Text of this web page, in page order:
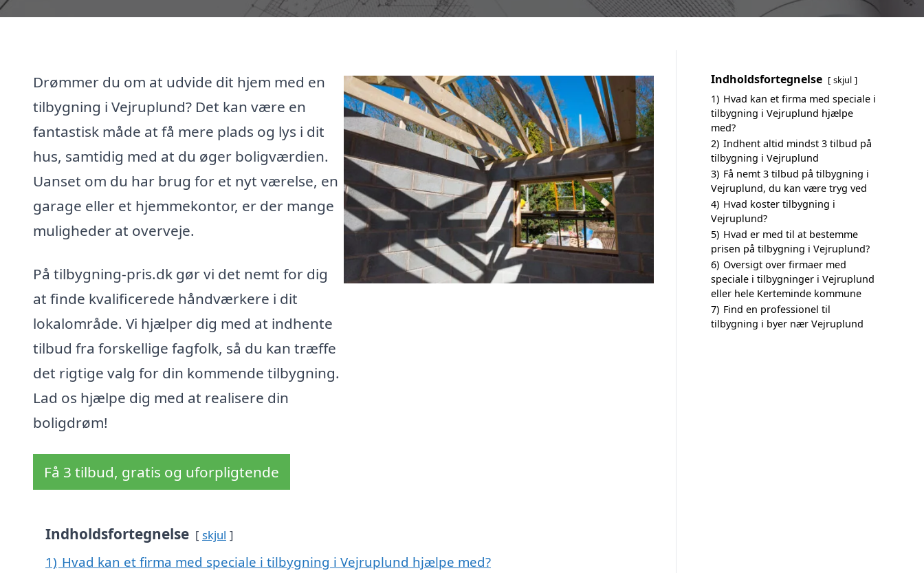
Drømmer du om at udvide dit hjem med en
tilbygning i Vejruplund? Det kan være en
fantastisk måde at få mere plads og lys i dit
hus, samtidig med at du øger boligværdien.
Uanset om du har brug for et nyt værelse, en
garage eller et hjemmekontor, er der mange
muligheder at overveje.
På tilbygning-pris.dk gør vi det nemt for dig
at finde kvalificerede håndværkere i dit
lokalområde. Vi hjælper dig med at indhente
tilbud fra forskellige fagfolk, så du kan træffe
det rigtige valg for din kommende tilbygning.
Lad os hjælpe dig med at realisere din
boligdrøm!
Få 3 tilbud, gratis og uforpligtende
Indholdsfortegnelse skjul
1) Hvad kan et firma med speciale i tilbygning i Vejruplund hjælpe med?
Indholdsfortegnelse skjul
1) Hvad kan et firma med speciale i
tilbygning i Vejruplund hjælpe
med?
2) Indhent altid mindst 3 tilbud på
tilbygning i Vejruplund
3) Få nemt 3 tilbud på tilbygning i
Vejruplund, du kan være tryg ved
4) Hvad koster tilbygning i
Vejruplund?
5) Hvad er med til at bestemme
prisen på tilbygning i Vejruplund?
6) Oversigt over firmaer med
speciale i tilbygninger i Vejruplund
eller hele Kerteminde kommune
7) Find en professionel til
tilbygning i byer nær Vejruplund